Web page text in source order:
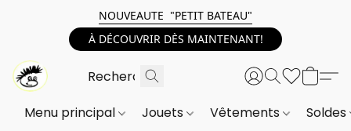
NOUVEAUTE "PETIT BATEAU"
À DÉCOUVRIR DÈS MAINTENANT!
Menu principal Jouets Vêtements Soldes